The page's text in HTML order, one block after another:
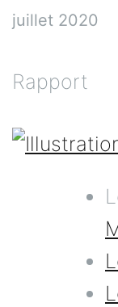
juillet 2020
Rapport